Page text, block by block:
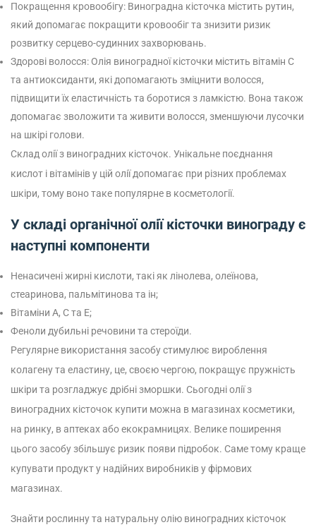
Покращення кровообігу: Виноградна кісточка містить рутин,
який допомагає покращити кровообіг та знизити ризик
розвитку серцево-судинних захворювань.
Здорові волосся: Олія виноградної кісточки містить вітамін С
та антиоксиданти, які допомагають зміцнити волосся,
підвищити їх еластичність та боротися з ламкістю. Вона також
допомагає зволожити та живити волосся, зменшуючи лусочки
на шкірі голови.
Склад олії з виноградних кісточок. Унікальне поєднання
кислот і вітамінів у цій олії допомагає при різних проблемах
шкіри, тому воно таке популярне в косметології.
У складі органічної олії кісточки винограду є
наступні компоненти
Ненасичені жирні кислоти, такі як лінолева, олеїнова,
стеаринова, пальмітинова та ін;
Вітаміни А, С та Е;
Феноли дубильні речовини та стероїди.
Регулярне використання засобу стимулює вироблення
колагену та еластину, це, своєю чергою, покращує пружність
шкіри та розгладжує дрібні зморшки. Сьогодні олії з
виноградних кісточок купити можна в магазинах косметики,
на ринку, в аптеках або екокрамницях. Велике поширення
цього засобу збільшує ризик появи підробок. Саме тому краще
купувати продукт у надійних виробників у фірмових
магазинах.
Знайти рослинну та натуральну олію виноградних кісточок